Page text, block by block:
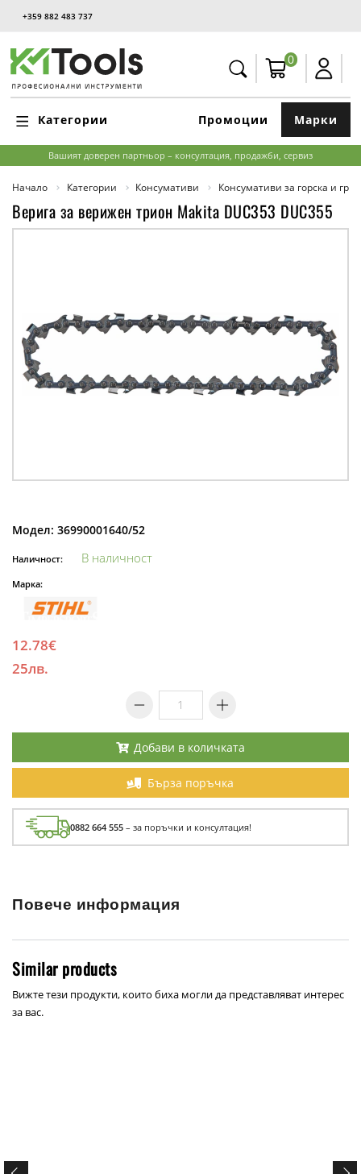
+359 882 483 737
0
Категории Марки
Промоции
Вашият доверен партньор – консултация, продажби, сервиз
Начало Категории Консумативи Консумативи за горска и
Верига за верижен трион Makita DUC353 DUC355
Модел: 36990001640/52
Наличност: В наличност
Марка:
12.78€
25лв.
Добави в количката
Бърза поръчка
0882 664 555 – за поръчки и консултация!
Повече информация
Similar products
Вижте тези продукти, които биха могли да представляват интерес
за вас.